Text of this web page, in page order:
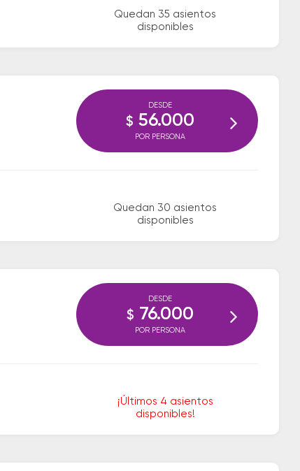
Quedan 35 asientos
disponibles
Quedan 30 asientos
disponibles
DESDE
$ 56.000
POR PERSONA
¡Últimos 4 asientos
disponibles!
DESDE
$ 76.000
POR PERSONA